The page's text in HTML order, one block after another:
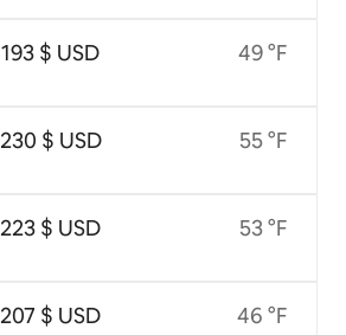
193 $ USD
230 $ USD
223 $ USD
207 $ USD
49 °F
55 °F
53 °F
46 °F